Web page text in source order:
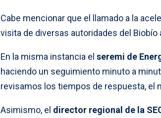
Cabe mencionar que el llamado a la
visita de diversas autoridades del Biobío
En la misma instancia el seremi de
haciendo un seguimiento minuto a
revisamos los tiempos de respuesta, el
Asimismo, el director regional de la